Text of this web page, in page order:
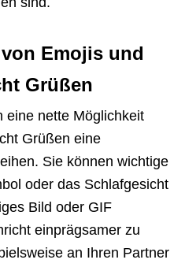
Emojis und
Grüßen
eine nette Möglichkeit
Grüßen eine
Sie können wichtige
oder das Schlafgesicht
Bild oder GIF
einprägsamer zu
an Ihren Partner